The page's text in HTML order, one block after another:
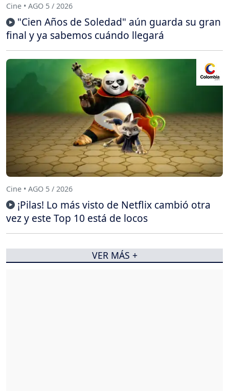
Cine • AGO 5 / 2026
"Cien Años de Soledad" aún guarda su gran
final y ya sabemos cuándo llegará
Cine • AGO 5 / 2026
¡Pilas! Lo más visto de Netflix cambió otra
vez y este Top 10 está de locos
VER MÁS +